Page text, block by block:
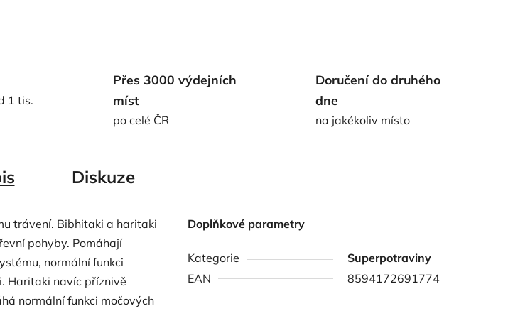
1 tis.
Přes 3000 výdejních
míst
po celé ČR
Doručení do druhého
dne
na jakékoliv místo
Diskuze
trávení. Bibhitaki a haritaki
pohyby. Pomáhají
normální funkci
Haritaki navíc příznivě
normální funkci močových
Doplňkové parametry
Kategorie
Superpotraviny
EAN
8594172691774